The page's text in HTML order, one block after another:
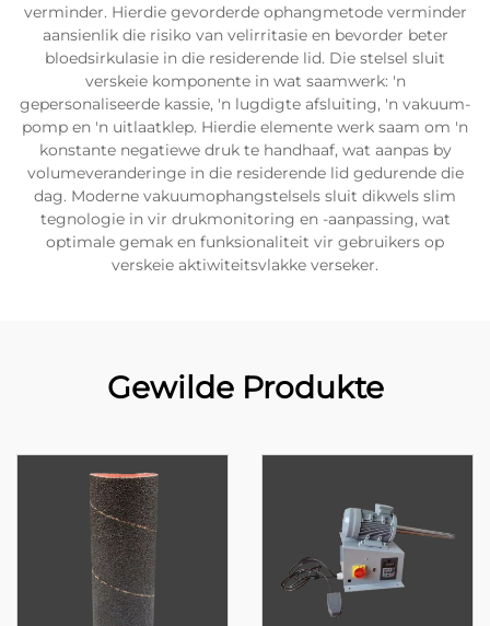
verminder. Hierdie gevorderde ophangmetode verminder
aansienlik die risiko van velirritasie en bevorder beter
bloedsirkulasie in die residerende lid. Die stelsel sluit
verskeie komponente in wat saamwerk: 'n
gepersonaliseerde kassie, 'n lugdigte afsluiting, 'n vakuum-
pomp en 'n uitlaatklep. Hierdie elemente werk saam om 'n
konstante negatiewe druk te handhaaf, wat aanpas by
volumeveranderinge in die residerende lid gedurende die
dag. Moderne vakuumophangstelsels sluit dikwels slim
tegnologie in vir drukmonitoring en -aanpassing, wat
optimale gemak en funksionaliteit vir gebruikers op
verskeie aktiwiteitsvlakke verseker.
Gewilde Produkte